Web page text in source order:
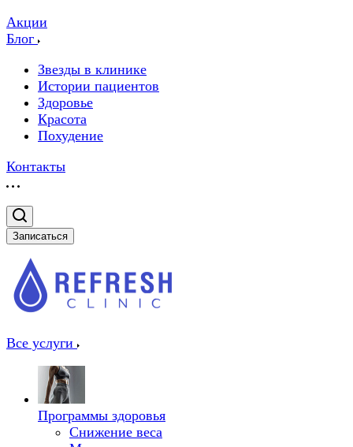
Акции
Блог
Звезды в клинике
Истории пациентов
Здоровье
Красота
Похудение
Контакты
Записаться
Все услуги
Программы здоровья
Снижение веса